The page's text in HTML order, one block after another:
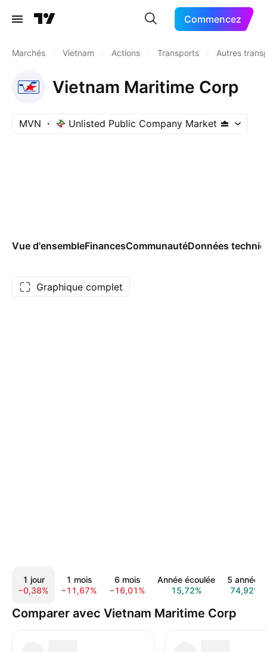
Commencez
Marchés Vietnam Actions Transports Autres
Vietnam Maritime Corp
MVN Unlisted Public Company Market
Vue d'ensembleFinancesCommunautéDonnées
Graphique complet
1 jour
−0,38%
1 mois
−11,67%
6 mois
−16,01%
Année écoulée
15,72%
5 années
74,92%
Comparer avec Vietnam Maritime Corp